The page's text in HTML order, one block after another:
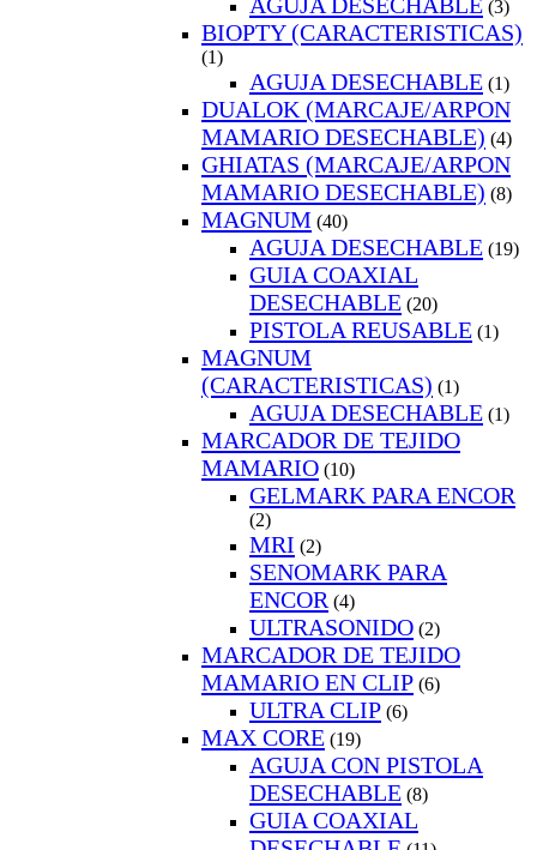
(3)
BIOPTY (CARACTERISTICAS)
(1)
AGUJA DESECHABLE (1)
DUALOK (MARCAJE/ARPON
MAMARIO DESECHABLE) (4)
GHIATAS (MARCAJE/ARPON
MAMARIO DESECHABLE) (8)
MAGNUM (40)
AGUJA DESECHABLE (19)
GUIA COAXIAL
DESECHABLE (20)
PISTOLA REUSABLE (1)
MAGNUM
(CARACTERISTICAS) (1)
AGUJA DESECHABLE (1)
MARCADOR DE TEJIDO
MAMARIO (10)
GELMARK PARA ENCOR
(2)
MRI (2)
SENOMARK PARA
ENCOR (4)
ULTRASONIDO (2)
MARCADOR DE TEJIDO
MAMARIO EN CLIP (6)
ULTRA CLIP (6)
MAX CORE (19)
AGUJA CON PISTOLA
DESECHABLE (8)
GUIA COAXIAL